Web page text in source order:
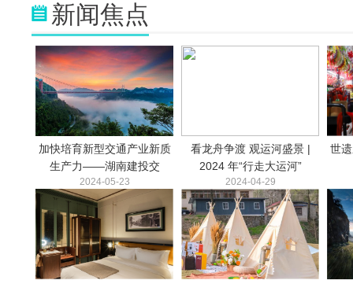
新闻焦点
加快培育新型交通产业新质
生产力——湖南建投交
2024-05-23
看龙舟争渡 观运河盛景 |
2024 年“行走大运河”
2024-04-29
世